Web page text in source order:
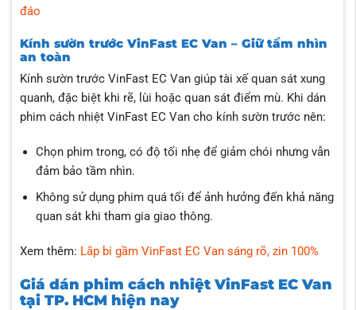
đáo
Kính sườn trước VinFast EC Van – Giữ tầm nhìn
an toàn
Kính sườn trước VinFast EC Van giúp tài xế quan sát xung
quanh, đặc biệt khi rẽ, lùi hoặc quan sát điểm mù. Khi dán
phim cách nhiệt VinFast EC Van cho kính sườn trước nên:
Chọn phim trong, có độ tối nhẹ để giảm chói nhưng vẫn
đảm bảo tầm nhìn.
Không sử dụng phim quá tối để ảnh hưởng đến khả năng
quan sát khi tham gia giao thông.
Xem thêm: Lắp bi gầm VinFast EC Van sáng rõ, zin 100%
Giá dán phim cách nhiệt VinFast EC Van
tại TP. HCM hiện nay